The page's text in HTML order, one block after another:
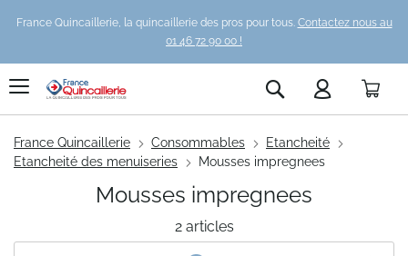
France Quincaillerie, la quincaillerie des pros pour tous. Contactez nous au
01 46 72 90 00 !
Rechercher
France Quincaillerie Consommables
Etancheité
Etancheité des menuiseries
Mousses impregnees
2articles
Mousses impregnees